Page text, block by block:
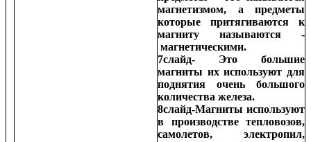
магнетизмом, а предметы
которые притягиваются к
магниту называются -
магнетическими.
7слайд- Это большие
магниты их используют для
поднятия очень большого
количества железа.
8слайд-Магниты используют
в производстве тепловозов,
самолетов, электропил,